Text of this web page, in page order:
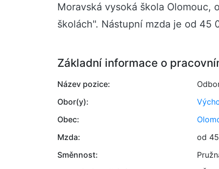
Moravská vysoká škola Olomouc,
školách". Nástupní mzda je od 45
Základní informace o
Název pozice:
Obor(y):
Obec:
Mzda:
od
Směnnost: